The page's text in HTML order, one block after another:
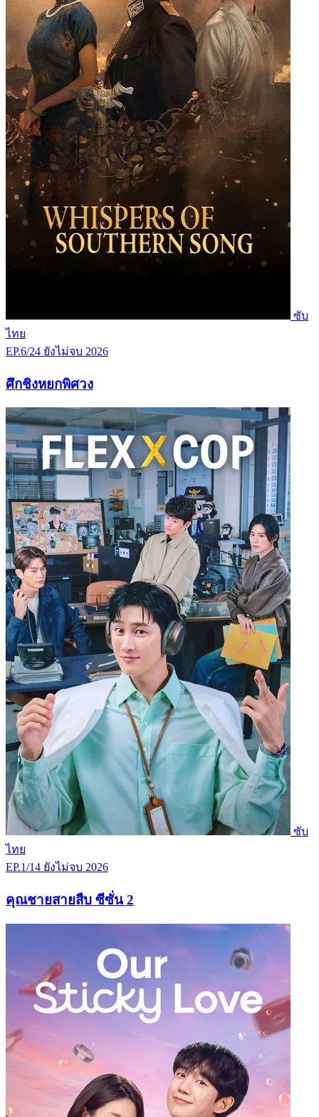
ซับ
ไทย
EP.6/24 ยังไม่จบ 2026
ศึกชิงหยกพิศวง
ซับ
ไทย
EP.1/14 ยังไม่จบ 2026
คุณชายสายสืบ ซีซั่น 2